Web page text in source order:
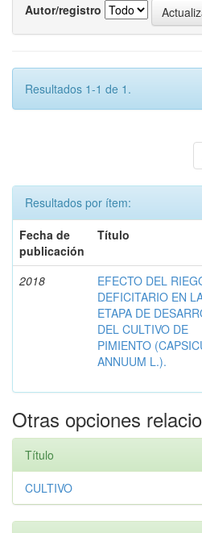
Autor/registro
Resultados 1-1 de 1.
Resultados por ítem:
Fecha de
publicación
Título
2018
EFECTO DEL
DEFICITARIO EN
ETAPA DE
DEL CULTIVO DE
PIMIENTO
ANNUUM L.).
Otras opciones
Título
CULTIVO